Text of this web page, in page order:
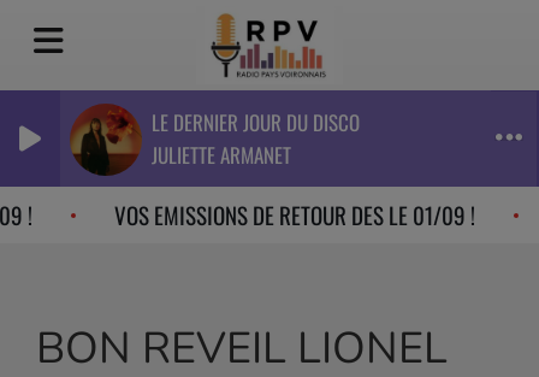
LE DERNIER JOUR DU DISCO
JULIETTE ARMANET
! VOS EMISSIONS DE RETOUR DES LE 01/09 !
BON REVEIL LIONEL